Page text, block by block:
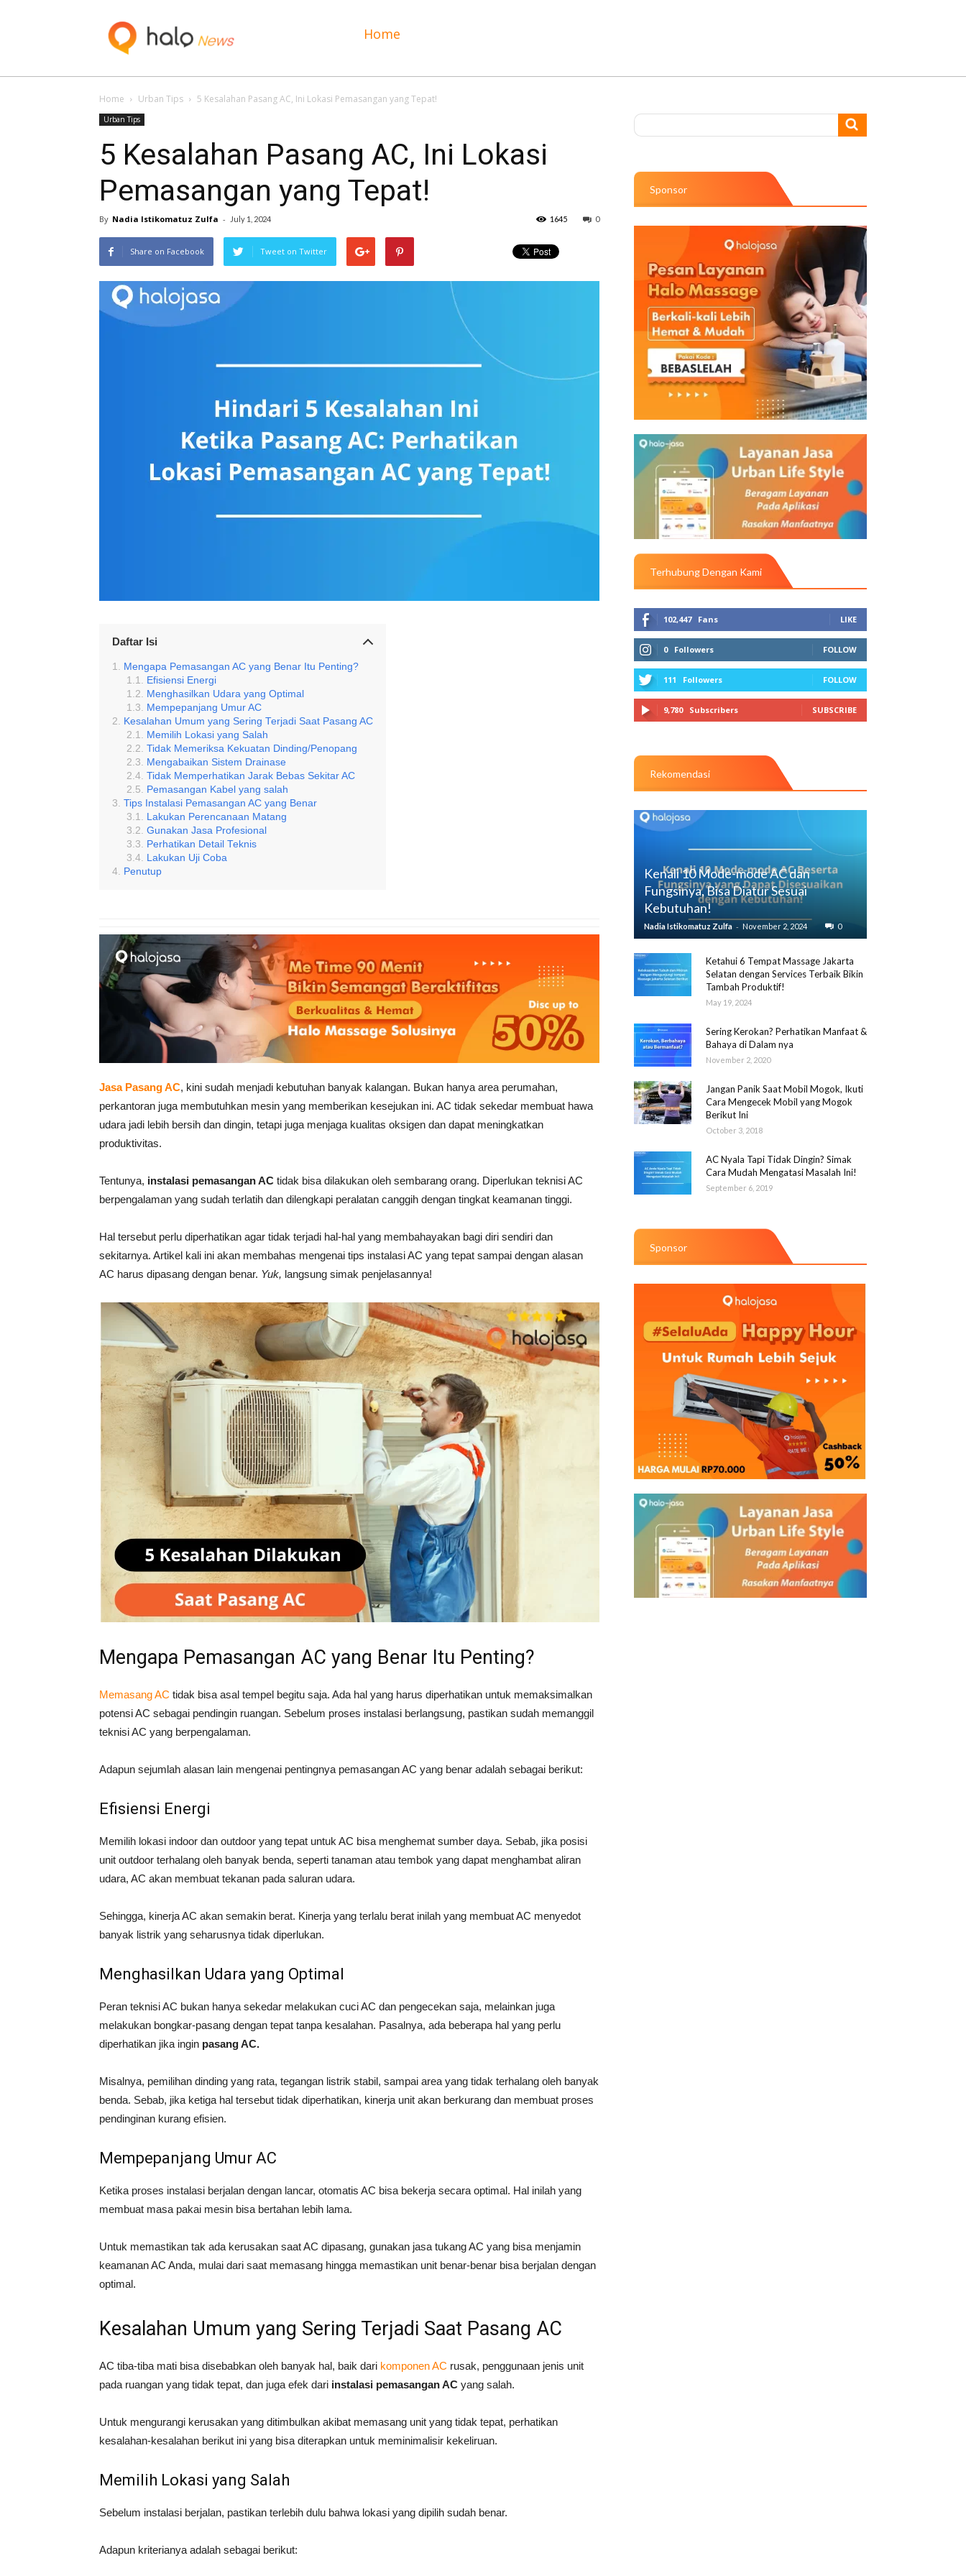
Home
Home Urban Tips 5 Kesalahan Pasang AC, Ini Lokasi Pemasangan yang Tepat!
Urban Tips
5 Kesalahan Pasang AC, Ini Lokasi
Pemasangan yang Tepat!
By Nadia Istikomatuz Zulfa - July 1, 2024 0
1645
Share on Facebook Tweet on Twitter
Daftar Isi
Mengapa Pemasangan AC yang Benar Itu Penting?
Efisiensi Energi
Menghasilkan Udara yang Optimal
Mempepanjang Umur AC
Kesalahan Umum yang Sering Terjadi Saat Pasang AC
Memilih Lokasi yang Salah
Tidak Memeriksa Kekuatan Dinding/Penopang
Mengabaikan Sistem Drainase
Tidak Memperhatikan Jarak Bebas Sekitar AC
Pemasangan Kabel yang salah
Tips Instalasi Pemasangan AC yang Benar
Lakukan Perencanaan Matang
Gunakan Jasa Profesional
Perhatikan Detail Teknis
Lakukan Uji Coba
Penutup
Jasa Pasang AC, kini sudah menjadi kebutuhan banyak kalangan. Bukan hanya area perumahan,
perkantoran juga membutuhkan mesin yang memberikan kesejukan ini. AC tidak sekedar membuat hawa
udara jadi lebih bersih dan dingin, tetapi juga menjaga kualitas oksigen dan dapat meningkatkan
produktivitas.
Tentunya, instalasi pemasangan AC tidak bisa dilakukan oleh sembarang orang. Diperlukan teknisi AC
berpengalaman yang sudah terlatih dan dilengkapi peralatan canggih dengan tingkat keamanan tinggi.
Hal tersebut perlu diperhatikan agar tidak terjadi hal-hal yang membahayakan bagi diri sendiri dan
sekitarnya. Artikel kali ini akan membahas mengenai tips instalasi AC yang tepat sampai dengan alasan
AC harus dipasang dengan benar. Yuk, langsung simak penjelasannya!
Mengapa Pemasangan AC yang Benar Itu Penting?
Memasang AC tidak bisa asal tempel begitu saja. Ada hal yang harus diperhatikan untuk memaksimalkan
potensi AC sebagai pendingin ruangan. Sebelum proses instalasi berlangsung, pastikan sudah memanggil
teknisi AC yang berpengalaman.
Adapun sejumlah alasan lain mengenai pentingnya pemasangan AC yang benar adalah sebagai berikut:
Efisiensi Energi
Memilih lokasi indoor dan outdoor yang tepat untuk AC bisa menghemat sumber daya. Sebab, jika posisi
unit outdoor terhalang oleh banyak benda, seperti tanaman atau tembok yang dapat menghambat aliran
udara, AC akan membuat tekanan pada saluran udara.
Sehingga, kinerja AC akan semakin berat. Kinerja yang terlalu berat inilah yang membuat AC menyedot
banyak listrik yang seharusnya tidak diperlukan.
Menghasilkan Udara yang Optimal
Peran teknisi AC bukan hanya sekedar melakukan cuci AC dan pengecekan saja, melainkan juga
melakukan bongkar-pasang dengan tepat tanpa kesalahan. Pasalnya, ada beberapa hal yang perlu
diperhatikan jika ingin pasang AC.
Misalnya, pemilihan dinding yang rata, tegangan listrik stabil, sampai area yang tidak terhalang oleh banyak
benda. Sebab, jika ketiga hal tersebut tidak diperhatikan, kinerja unit akan berkurang dan membuat proses
pendinginan kurang efisien.
Mempepanjang Umur AC
Ketika proses instalasi berjalan dengan lancar, otomatis AC bisa bekerja secara optimal. Hal inilah yang
membuat masa pakai mesin bisa bertahan lebih lama.
Untuk memastikan tak ada kerusakan saat AC dipasang, gunakan jasa tukang AC yang bisa menjamin
keamanan AC Anda, mulai dari saat memasang hingga memastikan unit benar-benar bisa berjalan dengan
optimal.
Kesalahan Umum yang Sering Terjadi Saat Pasang AC
AC tiba-tiba mati bisa disebabkan oleh banyak hal, baik dari komponen AC rusak, penggunaan jenis unit
pada ruangan yang tidak tepat, dan juga efek dari instalasi pemasangan AC yang salah.
Untuk mengurangi kerusakan yang ditimbulkan akibat memasang unit yang tidak tepat, perhatikan
kesalahan-kesalahan berikut ini yang bisa diterapkan untuk meminimalisir kekeliruan.
Memilih Lokasi yang Salah
Sebelum instalasi berjalan, pastikan terlebih dulu bahwa lokasi yang dipilih sudah benar.
Adapun kriterianya adalah sebagai berikut:
Sponsor
Terhubung Dengan Kami
102,447 Fans LIKE
0 Followers FOLLOW
111 Followers FOLLOW
9,780 Subscribers SUBSCRIBE
Rekomendasi
Kenali 10 Mode-mode AC dan
Fungsinya, Bisa Diatur Sesuai
Kebutuhan!
Nadia Istikomatuz Zulfa - November 2, 2024 0
Ketahui 6 Tempat Massage Jakarta
Selatan dengan Services Terbaik Bikin
Tambah Produktif!
May 19, 2024
Sering Kerokan? Perhatikan Manfaat &
Bahaya di Dalam nya
November 2, 2020
Jangan Panik Saat Mobil Mogok, Ikuti
Cara Mengecek Mobil yang Mogok
Berikut Ini
October 3, 2018
AC Nyala Tapi Tidak Dingin? Simak
Cara Mudah Mengatasi Masalah Ini!
September 6, 2019
Sponsor